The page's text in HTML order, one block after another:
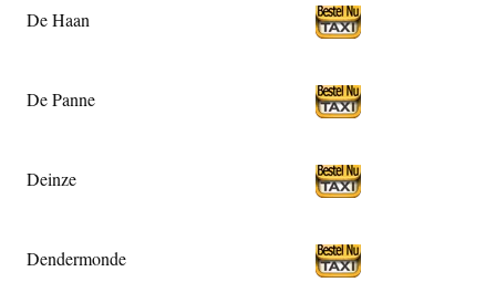
De Haan
De Panne
Deinze
Dendermonde